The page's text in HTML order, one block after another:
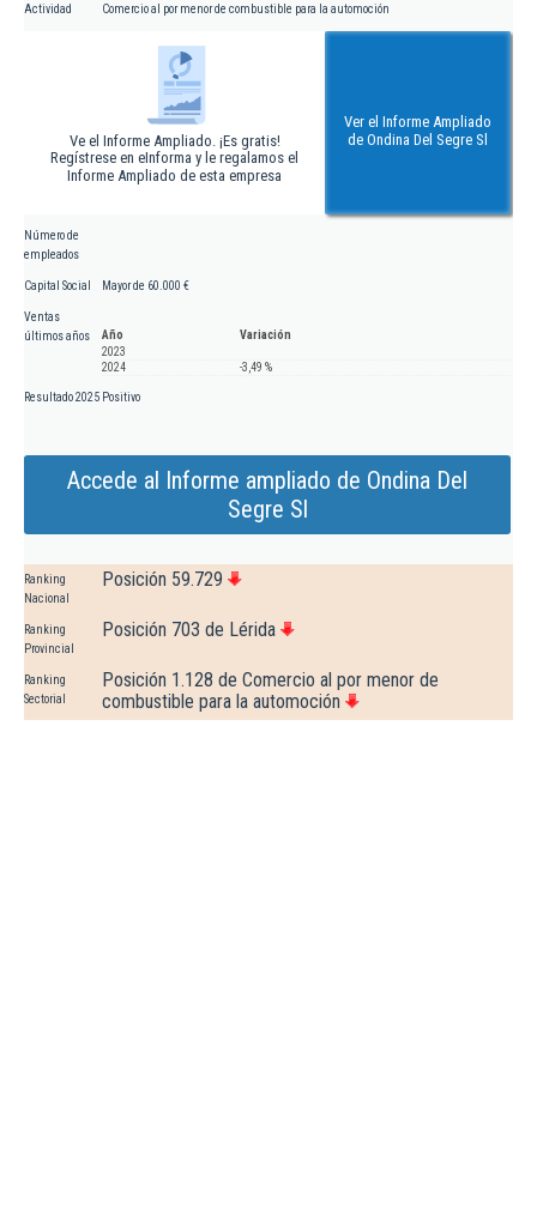
Actividad Comercio al por menor de combustible para la automoción
Ve el Informe Ampliado. ¡Es gratis!
Regístrese en eInforma y le regalamos el
Informe Ampliado de esta empresa
Ver el Informe Ampliado
de Ondina Del Segre Sl
Número de
empleados
Capital Social Mayor de 60.000 €
Ventas
últimos años
Año
Variación
2023
2024
-3,49 %
Resultado 2025 Positivo
Accede al Informe ampliado de Ondina Del
Segre Sl
Ranking
Nacional
Posición 59.729
Ranking
Provincial
Posición 703 de Lérida
Ranking
Sectorial
Posición 1.128 de Comercio al por menor de
combustible para la automoción